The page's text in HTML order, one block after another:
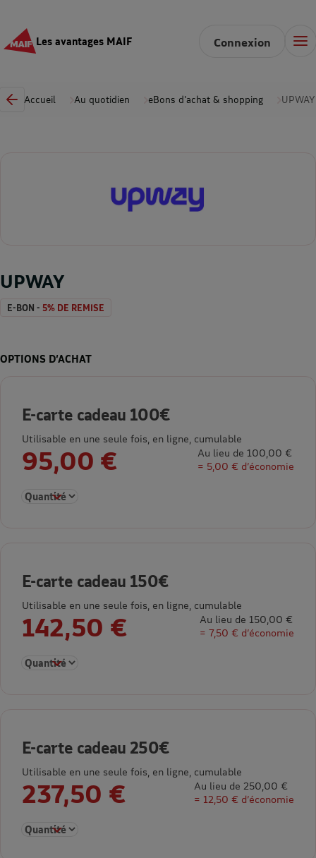
Les avantages MAIF Connexion
Accueil Au quotidien eBons d'achat & shopping UPWAY
UPWAY
E-BON - 5% DE REMISE
OPTIONS D’ACHAT
E-carte cadeau 100€
Utilisable en une seule fois, en ligne, cumulable
95,00 €
Au lieu de 100,00 €
= 5,00 € d’économie
Sélectionner la quantité pour E-carte cadeau 100€
E-carte cadeau 150€
Utilisable en une seule fois, en ligne, cumulable
142,50 €
Au lieu de 150,00 €
= 7,50 € d’économie
Sélectionner la quantité pour E-carte cadeau 150€
E-carte cadeau 250€
Utilisable en une seule fois, en ligne, cumulable
237,50 €
Au lieu de 250,00 €
= 12,50 € d’économie
Sélectionner la quantité pour E-carte cadeau 250€